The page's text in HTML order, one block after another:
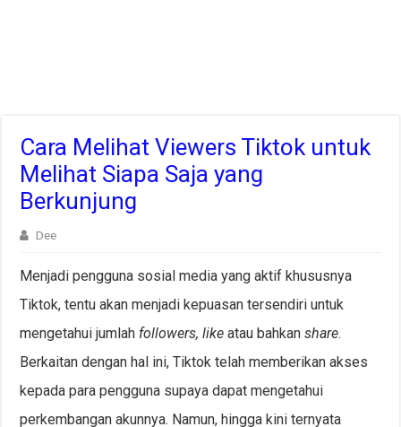
Cara Melihat Viewers Tiktok untuk
Melihat Siapa Saja yang
Berkunjung
Dee
Menjadi pengguna sosial media yang aktif khususnya
Tiktok, tentu akan menjadi kepuasan tersendiri untuk
mengetahui jumlah followers, likeatau bahkanshare.
Berkaitan dengan hal ini, Tiktok telah memberikan akses
kepada para pengguna supaya dapat mengetahui
perkembangan akunnya. Namun, hingga kini ternyata